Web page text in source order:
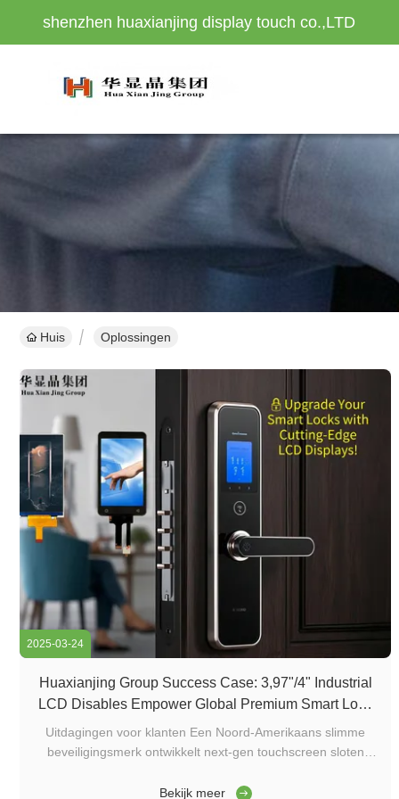
shenzhen huaxianjing display touch co.,LTD
Huis Oplossingen
2025-03-24
Huaxianjing Group Success Case: 3,97"/4" Industrial
LCD Disables Empower Global Premium Smart Lock
Innovation
Uitdagingen voor klanten Een Noord-Amerikaans slimme
beveiligingsmerk ontwikkelt next-gen touchscreen sloten
wazig onder direct zonlicht voor PIN/meldingen Overmatig
Bekijk meer